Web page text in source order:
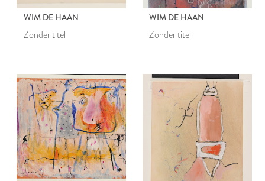
WIM DE HAAN
Zonder titel
WIM DE HAAN
Zonder titel